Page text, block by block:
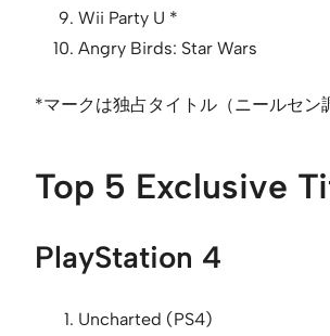
Wii Party U *
Angry Birds: Star Wars
*マークは独占タイトル（ニールセン
Top 5 Exclusive
PlayStation 4
Uncharted (PS4)